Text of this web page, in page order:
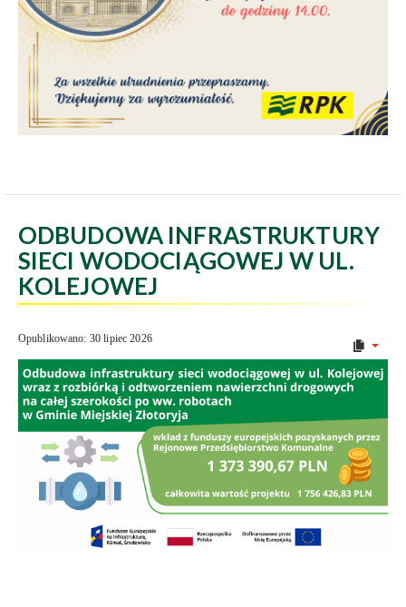
ODBUDOWA INFRASTRUKTURY
SIECI WODOCIĄGOWEJ W UL.
KOLEJOWEJ
Opublikowano: 30 lipiec 2026